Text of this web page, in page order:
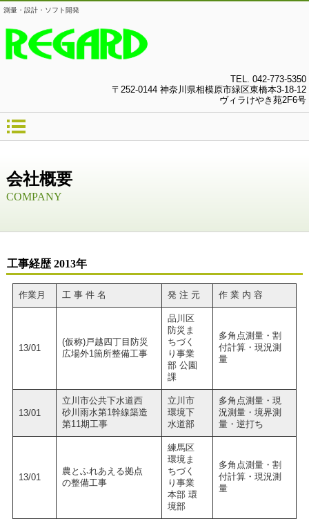
測量・設計・ソフト開発
TEL. 042-773-5350
〒252-0144 神奈川県相模原市緑区東橋本3-18-12
ヴィラけやき苑2F6号
会社概要
COMPANY
工事経歴 2013年
作業月 工 事 件 名 発 注 元 作 業 内 容
13/01
(仮称)戸越四丁目防災
広場外1箇所整備工事
品川区
防災ま
ちづく
り事業
部 公園
課
多角点測量・割
付計算・現況測
量
13/01
立川市公共下水道西
砂川雨水第1幹線築造
第11期工事
立川市
環境下
水道部
多角点測量・現
況測量・境界測
量・逆打ち
13/01
農とふれあえる拠点
の整備工事
練馬区
環境ま
ちづく
り事業
本部 環
境部
多角点測量・割
付計算・現況測
量